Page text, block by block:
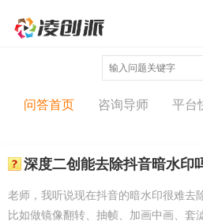
问答中心
问答首页 咨询导师 平台
深度二创能去除抖音暗水印
老师，我听说现在抖音的暗水印很难去
比如做镜像翻转、抽帧、加画中画、套